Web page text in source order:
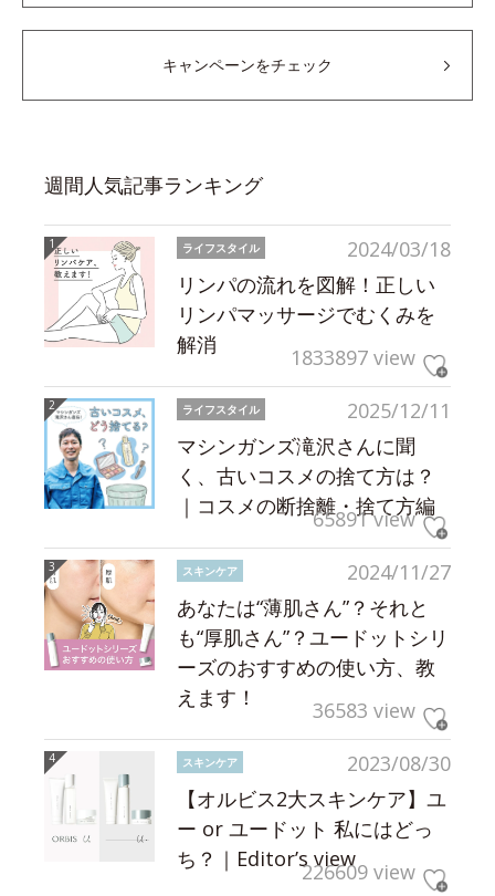
キャンペーンをチェック
週間人気記事ランキング
2024/03/18
ライフスタイル
リンパの流れを図解！正しい
リンパマッサージでむくみを
解消
1833897 view
2025/12/11
ライフスタイル
マシンガンズ滝沢さんに聞
く、古いコスメの捨て方は？
｜コスメの断捨離・捨て方編
65891 view
2024/11/27
スキンケア
あなたは“薄肌さん”？それと
も“厚肌さん”？ユードットシリ
ーズのおすすめの使い方、教
えます！
36583 view
2023/08/30
スキンケア
【オルビス2大スキンケア】ユ
ー or ユードット 私にはどっ
ち？｜Editor’s view226609 view